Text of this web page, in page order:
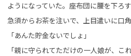
ようになっていた。座布団に腰を下ろ
急須からお茶を注いで、上目遣いに口角
「あんた貯金ないでしょ」
「親に守られてただけの一人娘が、こ